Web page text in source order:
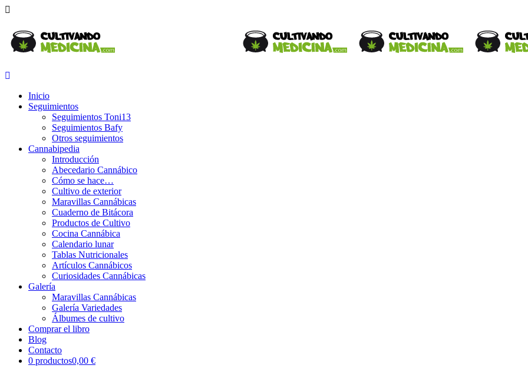
Inicio
Seguimientos
Seguimientos Toni13
Seguimientos Bafy
Otros seguimientos
Cannabipedia
Introducción
Abecedario Cannábico
Cómo se hace…
Cultivo de exterior
Maravillas Cannábicas
Cuaderno de Bitácora
Productos de Cultivo
Cocina Cannábica
Calendario lunar
Tablas Nutricionales
Artículos Cannábicos
Curiosidades Cannábicas
Galería
Maravillas Cannábicas
Galería Variedades
Álbumes de cultivo
Comprar el libro
Blog
Contacto
0 productos0,00 €